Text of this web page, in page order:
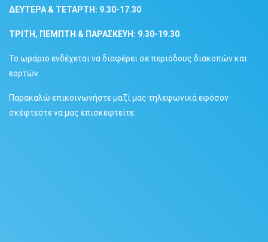
ΔΕΥΤΕΡΑ & TETAΡΤΗ: 9.30-17.30
ΤΡΙΤΗ, ΠΕΜΠΤΗ & ΠΑΡΑΣΚΕΥΗ: 9.30-19.30
Το ωράριο ενδέχεται να διαφέρει σε περιόδους διακοπών και
εορτών.
Παρακαλώ επικοινωνήστε μαζί μας τηλεφωνικά εφόσον
σκέφτεστε να μας επισκεφτείτε.